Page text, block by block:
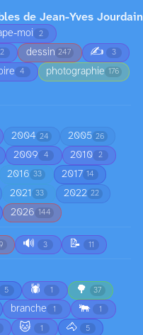
de Jean-Yves Jourdain
moi 2
2 dessin 247 ✍️ 3
4 photographie 176
2004 24 2005 26
2009 4 2010 2
2016 33 2017 14
2021 33 2022 22
2026 144
🔊 3 📝 11
5 🕷️ 1 🌳 37
branche 1 🐃 1
🐱 1 🐴 5